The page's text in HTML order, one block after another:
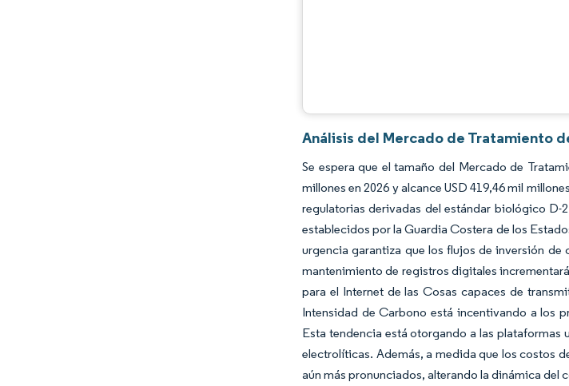
Análisis del Mercado de Tratamiento
Se espera que el tamaño del Mercado de
millones en 2026 y alcance USD 419,46 mil
regulatorias derivadas del estándar biológico
establecidos por la Guardia Costera de los
urgencia garantiza que los flujos de inversión
mantenimiento de registros digitales
para el Internet de las Cosas capaces de
Intensidad de Carbono está incentivando a los
Esta tendencia está otorgando a las
electrolíticas. Además, a medida que los costos
aún más pronunciados, alterando la dinámica